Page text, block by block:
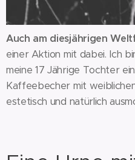
Auch am diesjährigen
einer Aktion mit dabei. Ich
meine 17 Jährige Tochter
Kaffeebecher mit
estetisch und natürlich